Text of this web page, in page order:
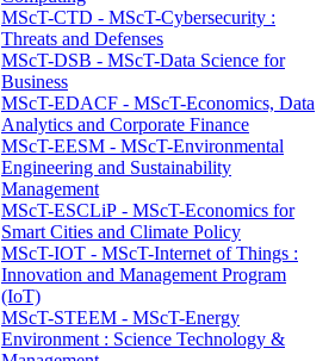
MScT-CTD - MScT-Cybersecurity :
Threats and Defenses
MScT-DSB - MScT-Data Science for
Business
MScT-EDACF - MScT-Economics, Data
Analytics and Corporate Finance
MScT-EESM - MScT-Environmental
Engineering and Sustainability
Management
MScT-ESCLiP - MScT-Economics for
Smart Cities and Climate Policy
MScT-IOT - MScT-Internet of Things :
Innovation and Management Program
(IoT)
MScT-STEEM - MScT-Energy
Environment : Science Technology &